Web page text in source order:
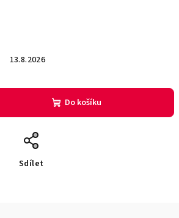
13.8.2026
Do košíku
Sdílet